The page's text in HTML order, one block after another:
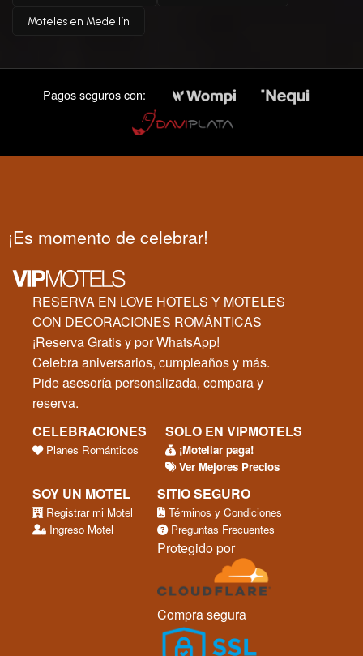
Moteles en Medellín
Pagos seguros con:
¡Es momento de celebrar!
RESERVA EN LOVE HOTELS Y MOTELES
CON DECORACIONES ROMÁNTICAS
¡Reserva Gratis y por WhatsApp!
Celebra aniversarios, cumpleaños y más.
Pide asesoría personalizada, compara y
reserva.
CELEBRACIONES
Planes Románticos
SOLO EN VIPMOTELS
¡Moteliar paga!
Ver Mejores Precios
SOY UN MOTEL
Registrar mi Motel
Ingreso Motel
SITIO SEGURO
Términos y Condiciones
Preguntas Frecuentes
Protegido por
Compra segura